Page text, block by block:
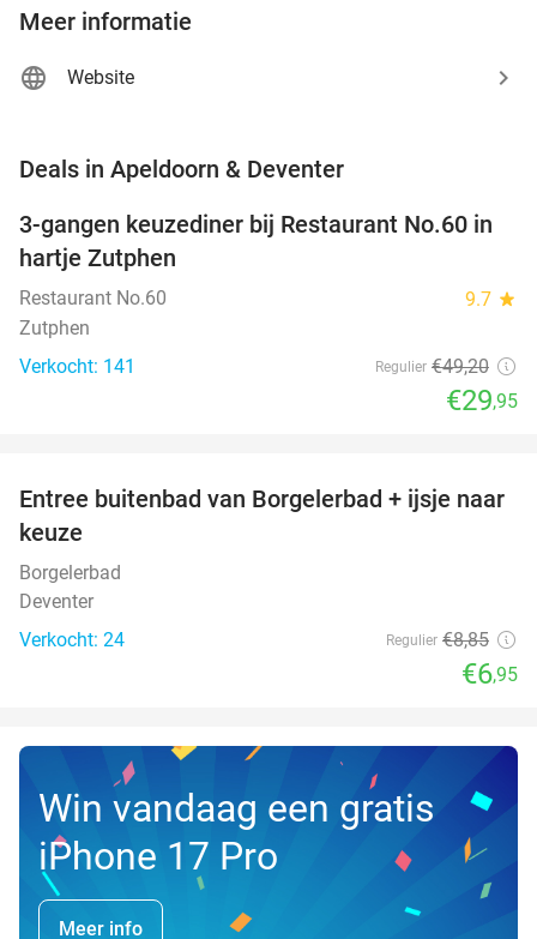
Meer informatie
Website
Deals in Apeldoorn & Deventer
39%
3-gangen keuzediner bij Restaurant No.60 in
hartje Zutphen
Restaurant No.60 9.7 star
Zutphen
Verkocht: 141
Regulier €49,20
€29,95
21%
TODAY
Entree buitenbad van Borgelerbad + ijsje naar
keuze
Borgelerbad
Deventer
Verkocht: 24
Regulier €8,85
€6,95
Win vandaag een gratis
iPhone 17 Pro
Meer info